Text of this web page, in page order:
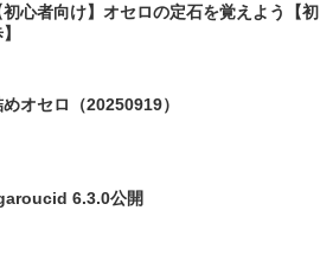
初心者向け】オセロの定石を覚えよう【初
オセロ（20250919）
6.3.0公開